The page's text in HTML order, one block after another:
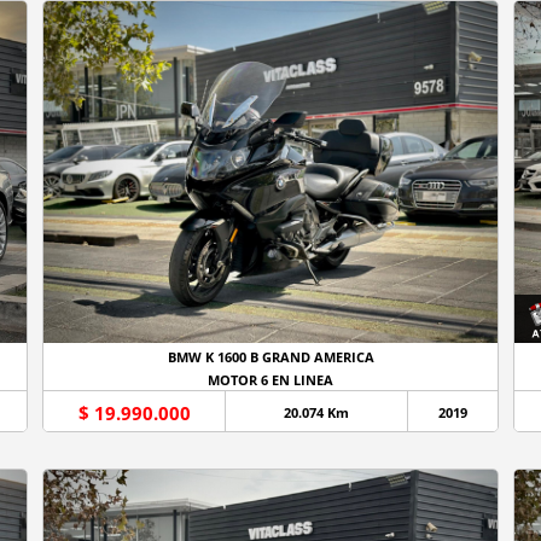
BMW K 1600 B GRAND AMERICA
MOTOR 6 EN LINEA
$ 19.990.000 20.074 Km 2019